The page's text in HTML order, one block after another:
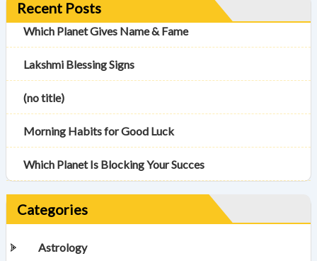
Recent Posts
Which Planet Gives Name & Fame
Lakshmi Blessing Signs
(no title)
Morning Habits for Good Luck
Which Planet Is Blocking Your Succes
Categories
Astrology